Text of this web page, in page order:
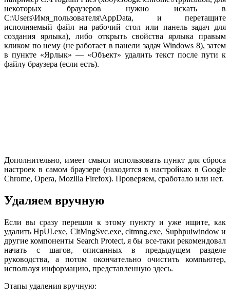
некоторых браузеров нужно искать в
C:\Users\Имя_пользователя\AppData, и перетащите
исполняемый файл на рабочий стол или панель задач для
создания ярлыка), либо открыть свойства ярлыка правым
кликом по нему (не работает в панели задач Windows 8), затем
в пункте «Ярлык» — «Объект» удалить текст после пути к
файлу браузера (если есть).
Дополнительно, имеет смысл использовать пункт для сброса
настроек в самом браузере (находится в настройках в Google
Chrome, Opera, Mozilla Firefox). Проверяем, сработало или нет.
Удаляем вручную
Если вы сразу перешли к этому пункту и уже ищите, как
удалить HpUI.exe, CltMngSvc.exe, cltmng.exe, Suphpuiwindow и
другие компоненты Search Protect, я бы все-таки рекомендовал
начать с шагов, описанных в предыдущем разделе
руководства, а потом окончательно очистить компьютер,
используя информацию, представленную здесь.
Этапы удаления вручную: